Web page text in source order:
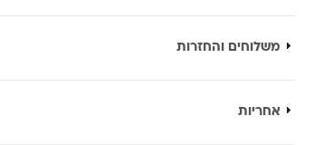
משלוחים והחזרות
אחריות